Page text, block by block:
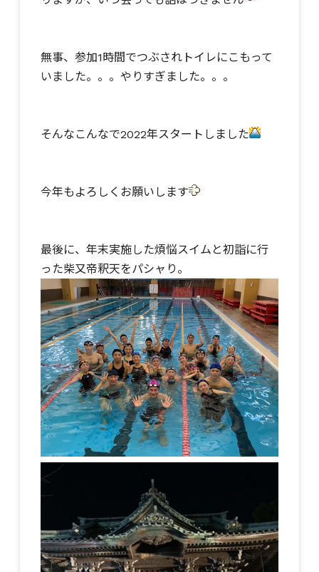
無事、参加1時間でつぶされトイレにこもって
いました。。。やりすぎました。。。
そんなこんなで2022年スタートしました
今年もよろしくお願いします
最後に、年末実施した煩悩スイムと初詣に行
った柴又帝釈天をパシャり。